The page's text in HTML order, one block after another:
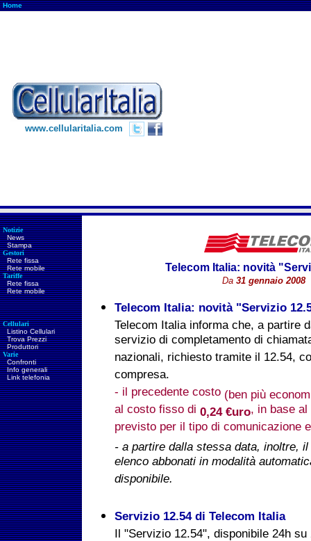
Home
www.cellularitalia.com
Notizie
News
Stampa
Gestori
Rete fissa
Rete mobile
Tariffe
Rete fissa
Rete mobile
Cellulari
Listino Cellulari
Trova Prezzi
Produttori
Varie
Confronti
Info generali
Link telefonia
Telecom Italia: novità
Da 31 gennaio 2008
Telecom Italia: novità "Servizio
Telecom Italia informa che, a partire
servizio di completamento di
nazionali, richiesto tramite il 12.54,
compresa.
- il precedente costo (ben più
al costo fisso di 0,24 €uro, in base
previsto per il tipo di comunicazione
- a partire dalla stessa data, inoltre,
elenco abbonati in modalità
disponibile.
Servizio 12.54 di Telecom Italia
Il "Servizio 12.54", disponibile 24h